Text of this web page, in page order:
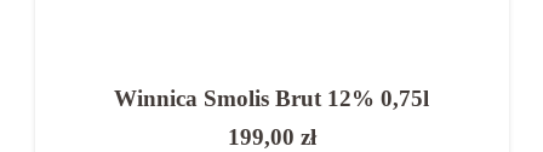
Winnica Smolis Brut 12% 0,75l
199,00 zł